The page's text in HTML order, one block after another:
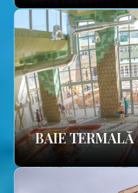
BAIE TERMALĂ